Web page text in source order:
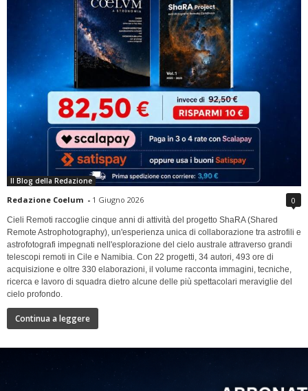
Il Blog della Redazione
Redazione Coelum - 1 Giugno 2026 0
Cieli Remoti raccoglie cinque anni di attività del progetto ShaRA (Shared
Remote Astrophotography), un'esperienza unica di collaborazione tra astrofili e
astrofotografi impegnati nell'esplorazione del cielo australe attraverso grandi
telescopi remoti in Cile e Namibia. Con 22 progetti, 34 autori, 493 ore di
acquisizione e oltre 330 elaborazioni, il volume racconta immagini, tecniche,
ricerca e lavoro di squadra dietro alcune delle più spettacolari meraviglie del
cielo profondo.
Continua a leggere